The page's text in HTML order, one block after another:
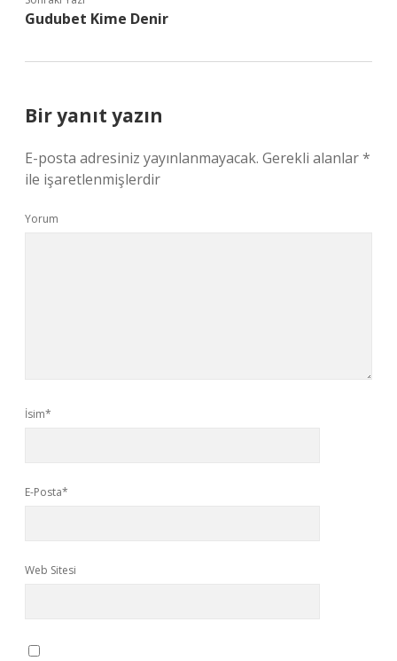
Gudubet Kime Denir
Bir yanıt yazın
E-posta adresiniz yayınlanmayacak. Gerekli alanlar*
ile işaretlenmişlerdir
Yorum
İsim*
E-Posta*
Web Sitesi